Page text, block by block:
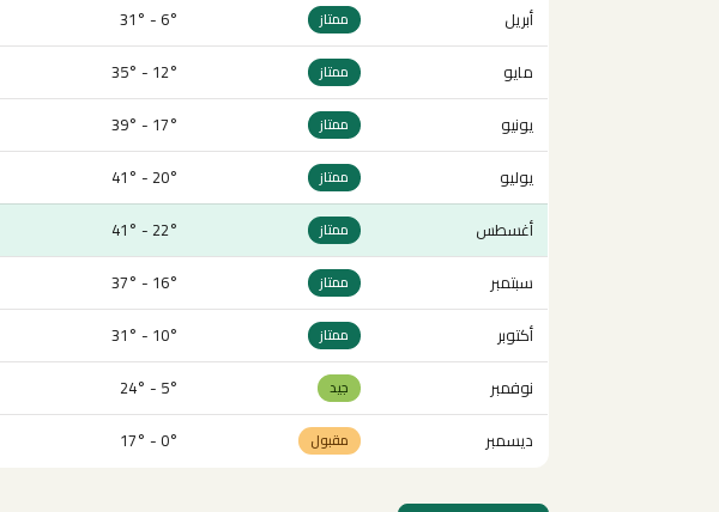
أبريل
ممتاز 6° - 31°
مايو
ممتاز 12° - 35°
يونيو
ممتاز 17° - 39°
يوليو
ممتاز 20° - 41°
أغسطس
ممتاز 22° - 41°
سبتمبر
ممتاز 16° - 37°
أكتوبر
ممتاز 10° - 31°
نوفمبر
جيد 5° - 24°
ديسمبر
مقبول 0° - 17°